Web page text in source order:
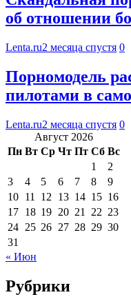
об отношении
Lenta.ru2 месяца спустя 0
Порномодель
пилотами в
Lenta.ru2 месяца спустя 0
Август 2026
Пн Вт Ср Чт Пт Сб Вс
1
2
3
4 5 6 7 8
9
10 11 12 13 14 15 16
17 18 19 20 21 22 23
24 25 26 27 28 29 30
31
« Июн
Рубрики